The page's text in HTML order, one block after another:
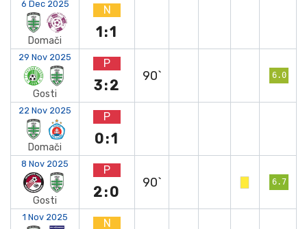
6 Dec 2025
Domači
N
1:1
29 Nov 2025
Gosti
P
3:2
90` 6.0
22 Nov 2025
Domači
P
0:1
8 Nov 2025
Gosti
P
2:0
90` 6.7
1 Nov 2025 N